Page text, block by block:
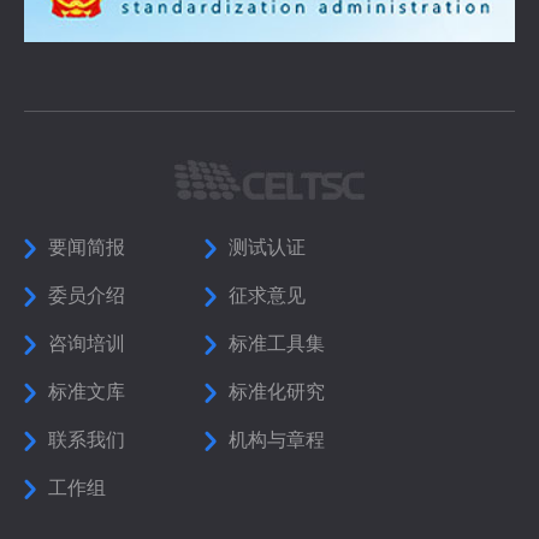
要闻简报 测试认证
委员介绍 征求意见
咨询培训 标准工具集
标准文库 标准化研究
联系我们 机构与章程
工作组